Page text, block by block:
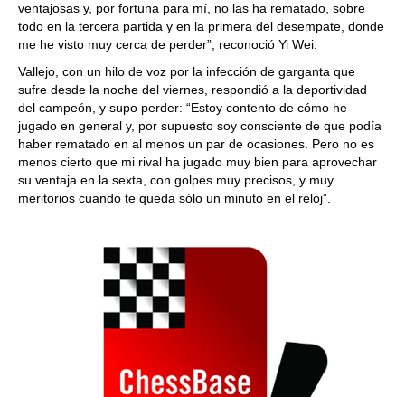
ventajosas y, por fortuna para mí, no las ha rematado, sobre
todo en la tercera partida y en la primera del desempate, donde
me he visto muy cerca de perder”, reconoció Yi Wei.
Vallejo, con un hilo de voz por la infección de garganta que
sufre desde la noche del viernes, respondió a la deportividad
del campeón, y supo perder: “Estoy contento de cómo he
jugado en general y, por supuesto soy consciente de que podía
haber rematado en al menos un par de ocasiones. Pero no es
menos cierto que mi rival ha jugado muy bien para aprovechar
su ventaja en la sexta, con golpes muy precisos, y muy
meritorios cuando te queda sólo un minuto en el reloj”.